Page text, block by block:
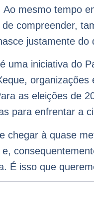
Ao mesmo tempo
de compreender,
justamente
uma iniciativa do
as eleições de
para enfrentar a
chegar à quase
É isso que